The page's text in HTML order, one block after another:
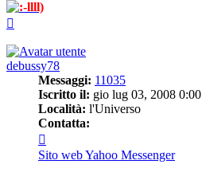
debussy78
Messaggi: 11035
Iscritto il: gio lug 03, 2008 0:00
Località: l'Universo
Contatta:
debussy78
Sito webYahoo Messenger